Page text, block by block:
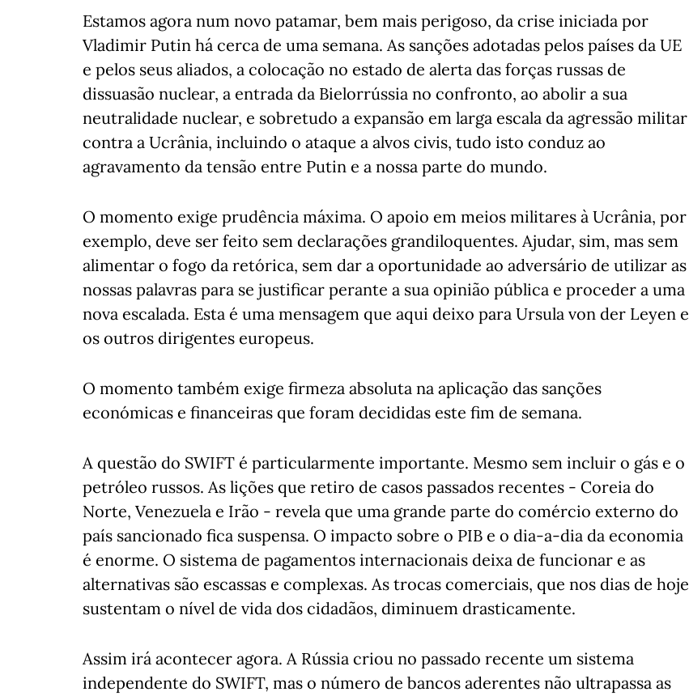
Estamos agora num novo patamar, bem mais perigoso, da crise iniciada por
Vladimir Putin há cerca de uma semana. As sanções adotadas pelos países da UE
e pelos seus aliados, a colocação no estado de alerta das forças russas de
dissuasão nuclear, a entrada da Bielorrússia no confronto, ao abolir a sua
neutralidade nuclear, e sobretudo a expansão em larga escala da agressão militar
contra a Ucrânia, incluindo o ataque a alvos civis, tudo isto conduz ao
agravamento da tensão entre Putin e a nossa parte do mundo.
O momento exige prudência máxima. O apoio em meios militares à Ucrânia, por
exemplo, deve ser feito sem declarações grandiloquentes. Ajudar, sim, mas sem
alimentar o fogo da retórica, sem dar a oportunidade ao adversário de utilizar as
nossas palavras para se justificar perante a sua opinião pública e proceder a uma
nova escalada. Esta é uma mensagem que aqui deixo para Ursula von der Leyen e
os outros dirigentes europeus.
O momento também exige firmeza absoluta na aplicação das sanções
económicas e financeiras que foram decididas este fim de semana.
A questão do SWIFT é particularmente importante. Mesmo sem incluir o gás e o
petróleo russos. As lições que retiro de casos passados recentes - Coreia do
Norte, Venezuela e Irão - revela que uma grande parte do comércio externo do
país sancionado fica suspensa. O impacto sobre o PIB e o dia-a-dia da economia
é enorme. O sistema de pagamentos internacionais deixa de funcionar e as
alternativas são escassas e complexas. As trocas comerciais, que nos dias de hoje
sustentam o nível de vida dos cidadãos, diminuem drasticamente.
Assim irá acontecer agora. A Rússia criou no passado recente um sistema
independente do SWIFT, mas o número de bancos aderentes não ultrapassa as